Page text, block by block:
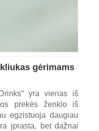
gėrimams
yra vienas iš
prekės ženklo iš
egzistuoja daugiau
įprasta, bet dažnai